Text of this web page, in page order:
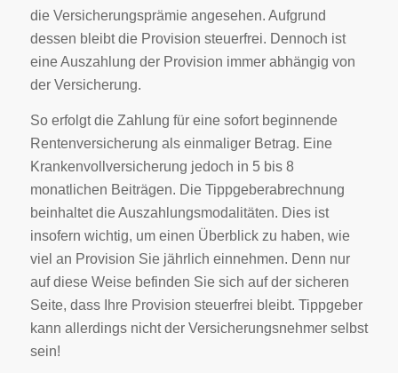
die Versicherungsprämie angesehen. Aufgrund
dessen bleibt die Provision steuerfrei. Dennoch ist
eine Auszahlung der Provision immer abhängig von
der Versicherung.
So erfolgt die Zahlung für eine sofort beginnende
Rentenversicherung als einmaliger Betrag. Eine
Krankenvollversicherung jedoch in 5 bis 8
monatlichen Beiträgen. Die Tippgeberabrechnung
beinhaltet die Auszahlungsmodalitäten. Dies ist
insofern wichtig, um einen Überblick zu haben, wie
viel an Provision Sie jährlich einnehmen. Denn nur
auf diese Weise befinden Sie sich auf der sicheren
Seite, dass Ihre Provision steuerfrei bleibt. Tippgeber
kann allerdings nicht der Versicherungsnehmer selbst
sein!